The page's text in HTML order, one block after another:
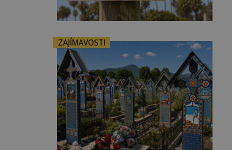
ZAJÍMAVOSTI